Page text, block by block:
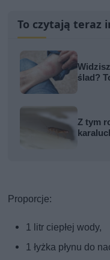
To czytają teraz
ślad?
Z tym
Proporcje:
1 litr ciepłej wody,
1 łyżka płynu do